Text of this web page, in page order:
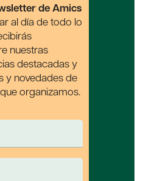
de Amics
al día de todo lo
nuestras
destacadas y
y novedades de
organizamos.